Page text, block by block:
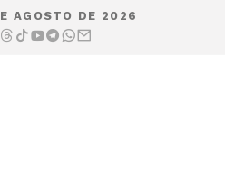
AGOSTO DE 2026